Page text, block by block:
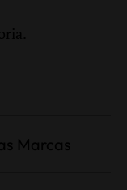
Marcas